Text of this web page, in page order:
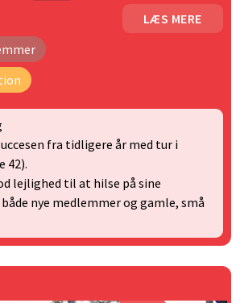
LÆS MERE
fra tidligere år med tur i
42).
lejlighed til at hilse på sine
nye medlemmer og gamle, små